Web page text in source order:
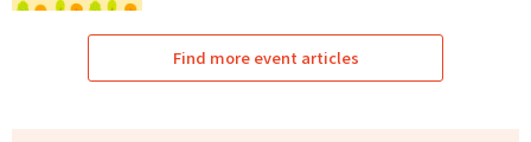
Find more event articles